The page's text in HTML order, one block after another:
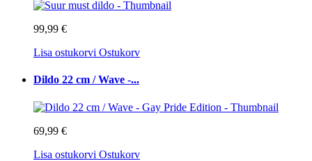
99,99 €
Lisa ostukorvi Ostukorv
Dildo 22 cm / Wave -...
69,99 €
Lisa ostukorvi Ostukorv